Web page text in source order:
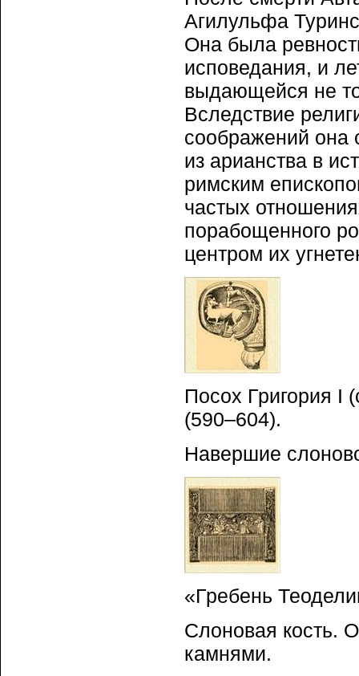
Агилульфа
Она была
исповедания, и
выдающейся не
Вследствие
соображений она
из арианства в
римским
частых
порабощенного
центром их
Посох Григория I
(590–604).
Навершие
«Гребень
Слоновая кость.
камнями.